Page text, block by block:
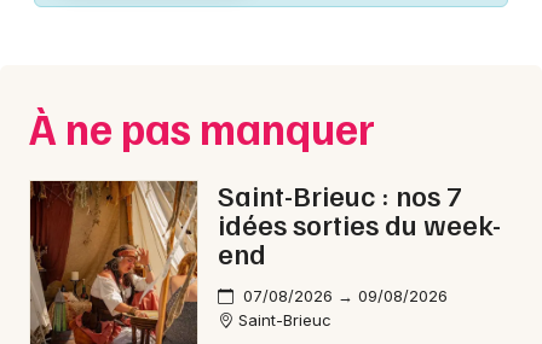
Foires & salons
Concerts
Sports
Soirées
Sorties famille
Nice
Paris
Strasbourg
Toulouse
Toutes les villes
À ne pas manquer
Saint-Brieuc : nos 7
idées sorties du week-
end
07/08/2026 → 09/08/2026
Saint-Brieuc